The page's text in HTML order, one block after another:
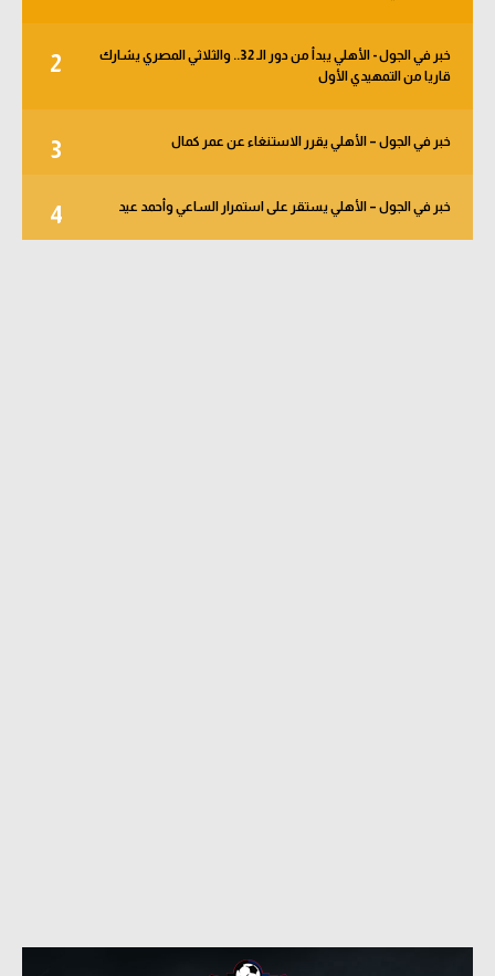
2
خبر في الجول - الأهلي يبدأ من دور الـ 32.. والثلاثي المصري يشارك
قاريا من التمهيدي الأول
3 خبر في الجول – الأهلي يقرر الاستنغاء عن عمر كمال
4 خبر في الجول – الأهلي يستقر على استمرار الساعي وأحمد عيد